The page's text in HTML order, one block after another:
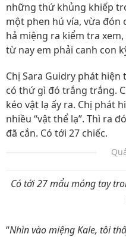
những thứ khủng khiếp
một phen hú vía, vừa đón
hả miệng ra kiểm tra
từ nay em phải canh con
Chị Sara Guidry phát
có thứ gì đó trắng trắng.
kéo vật lạ ấy ra. Chị phát
nhiều “vật thể lạ”. Thì ra
đã cắn. Có tới 27 chiếc.
Có tới 27 mẩu móng tay
“Nhìn vào miệng Kale, tôi